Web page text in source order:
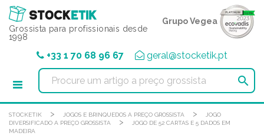
Grossista para profissionais desde
1998
Grupo Vegea
+33 1 70 68 96 67 geral@stocketik.pt

STOCKETIK > JOGOS E BRINQUEDOS A PREÇO GROSSISTA >
JOGO
DIVERSIFICADO A PREÇO GROSSISTA
>
JOGO DE 52 CARTAS E 5 DADOS EM
MADEIRA
Painel de Gerenciamento de Cookies